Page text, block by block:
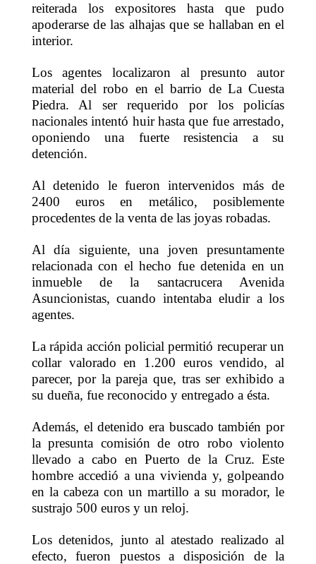
reiterada los expositores hasta que pudo
apoderarse de las alhajas que se hallaban en el
interior.
Los agentes localizaron al presunto autor
material del robo en el barrio de La Cuesta
Piedra. Al ser requerido por los policías
nacionales intentó huir hasta que fue arrestado,
oponiendo una fuerte resistencia a su
detención.
Al detenido le fueron intervenidos más de
2400 euros en metálico, posiblemente
procedentes de la venta de las joyas robadas.
Al día siguiente, una joven presuntamente
relacionada con el hecho fue detenida en un
inmueble de la santacrucera Avenida
Asuncionistas, cuando intentaba eludir a los
agentes.
La rápida acción policial permitió recuperar un
collar valorado en 1.200 euros vendido, al
parecer, por la pareja que, tras ser exhibido a
su dueña, fue reconocido y entregado a ésta.
Además, el detenido era buscado también por
la presunta comisión de otro robo violento
llevado a cabo en Puerto de la Cruz. Este
hombre accedió a una vivienda y, golpeando
en la cabeza con un martillo a su morador, le
sustrajo 500 euros y un reloj.
Los detenidos, junto al atestado realizado al
efecto, fueron puestos a disposición de la